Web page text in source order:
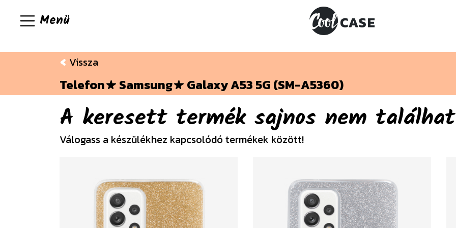
Menü
Vissza
Telefon Samsung Galaxy A53 5G (SM-A5360)
A keresett termék sajnos nem
Válogass a készülékhez kapcsolódó termékek között!